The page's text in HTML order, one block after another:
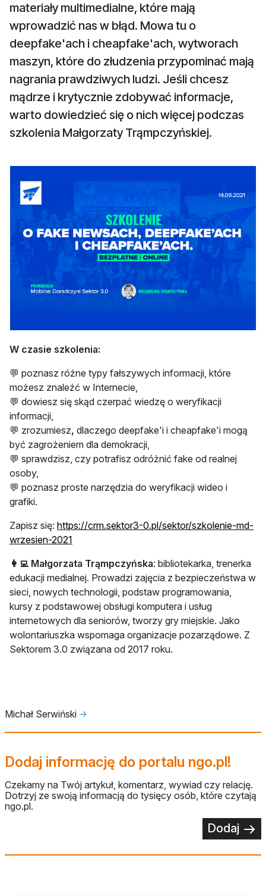
materiały multimedialne, które mają
wprowadzić nas w błąd. Mowa tu o
deepfake'ach i cheapfake'ach, wytworach
maszyn, które do złudzenia przypominać mają
nagrania prawdziwych ludzi. Jeśli chcesz
mądrze i krytycznie zdobywać informacje,
warto dowiedzieć się o nich więcej podczas
szkolenia Małgorzaty Trąmpczyńskiej.
W czasie szkolenia:
💬 poznasz różne typy fałszywych informacji, które
możesz znaleźć w Internecie,
💬 dowiesz się skąd czerpać wiedzę o weryfikacji
informacji,
💬 zrozumiesz, dlaczego deepfake'i i cheapfake'i mogą
być zagrożeniem dla demokracji,
💬 sprawdzisz, czy potrafisz odróżnić fake od realnej
osoby,
💬 poznasz proste narzędzia do weryfikacji wideo i
grafiki.
Zapisz się: https://crm.sektor3-0.pl/sektor/szkolenie-md-
wrzesien-2021
👩‍💻 Małgorzata Trąmpczyńska: bibliotekarka, trenerka
edukacji medialnej. Prowadzi zajęcia z bezpieczeństwa w
sieci, nowych technologii, podstaw programowania,
kursy z podstawowej obsługi komputera i usług
internetowych dla seniorów, tworzy gry miejskie. Jako
wolontariuszka wspomaga organizacje pozarządowe. Z
Sektorem 3.0 związana od 2017 roku.
Michał Serwiński 🡢
Dodaj informację do portalu ngo.pl!
Czekamy na Twój artykuł, komentarz, wywiad czy relację.
Dotrzyj ze swoją informacją do tysięcy osób, które czytają
ngo.pl.
Dodaj